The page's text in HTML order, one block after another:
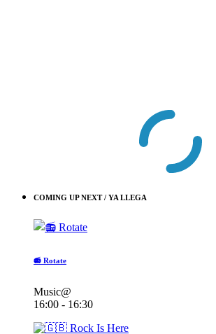
COMING UP NEXT / YA LLEGA
📻 Rotate
Music@
16:00 - 16:30